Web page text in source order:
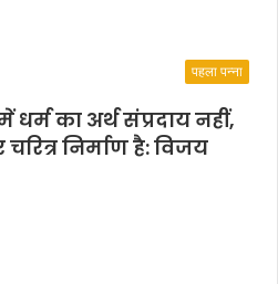
पहला पन्ना
धर्म का अर्थ संप्रदाय नहीं,
निर्माण है: विजय